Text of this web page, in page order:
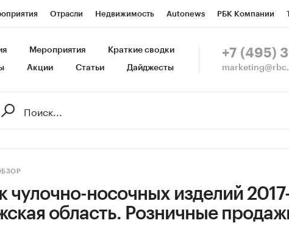
Отрасли Недвижимость Autonews РБК Компании
Газета Спецпроекты СПб Конференции СПб
Мероприятия Краткие сводки
Акции Статьи Дайджесты
+7 (495)
чулочно-носочных изделий
область. Розничные